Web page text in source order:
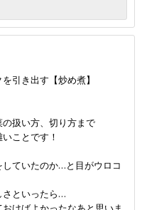
引き出す【炒め煮】
扱い方、切り方まで
ことです！
ていたのか…と目がウロコ
さといったら…